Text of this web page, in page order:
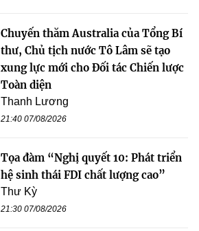
Chuyến thăm Australia của Tổng Bí
thư, Chủ tịch nước Tô Lâm sẽ tạo
xung lực mới cho Đối tác Chiến lược
Toàn diện
Thanh Lương
21:40 07/08/2026
Tọa đàm “Nghị quyết 10: Phát triển
hệ sinh thái FDI chất lượng cao”
Thư Kỳ
21:30 07/08/2026